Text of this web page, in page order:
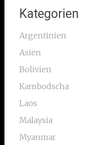
Kategorien
Argentinien
Asien
Bolivien
Kambodscha
Laos
Malaysia
Myanmar